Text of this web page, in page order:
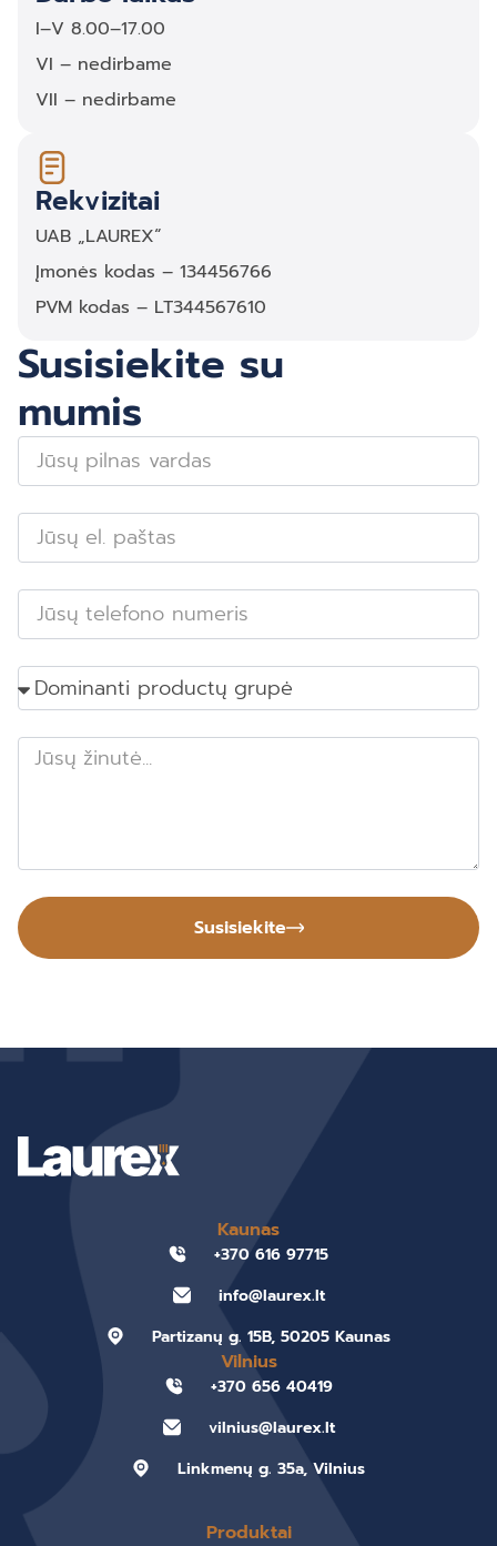
I–V 8.00–17.00
VI – nedirbame
VII – nedirbame
Rekvizitai
UAB „LAUREX“
Įmonės kodas – 134456766
PVM kodas – LT344567610
Susisiekite su
mumis
Susisiekite
Kaunas
+370 616 97715
info@laurex.lt
Partizanų g. 15B, 50205 Kaunas
Vilnius
+370 656 40419
vilnius@laurex.lt
Linkmenų g. 35a, Vilnius
Produktai